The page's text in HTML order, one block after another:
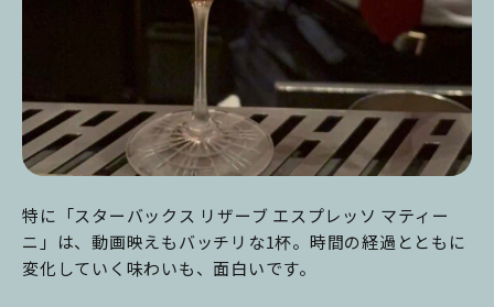
特に「スターバックス リザーブ エスプレッソ マティー
ニ」は、動画映えもバッチリな1杯。時間の経過とともに
変化していく味わいも、面白いです。